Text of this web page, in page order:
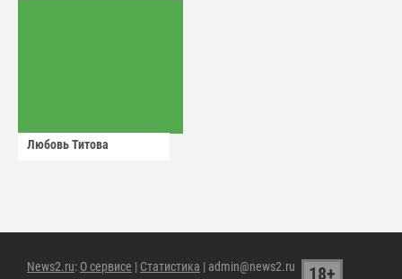
Любовь Титова
News2.ru: О сервисе | Статистика | admin@news2.ru 18+